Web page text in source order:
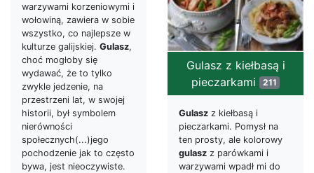
warzywami korzeniowymi i
wołowiną, zawiera w sobie
wszystko, co najlepsze w
kulturze galijskiej. Gulasz,
choć mogłoby się
wydawać, że to tylko
zwykle jedzenie, na
przestrzeni lat, w swojej
historii, był symbolem
nierówności
społecznych(...)jego
pochodzenie jak to często
bywa, jest nieoczywiste.
Gulasz z kiełbasą i
pieczarkami
211
Gulasz z kiełbasą i
pieczarkami. Pomysł na
ten prosty, ale kolorowy
gulasz z parówkami i
warzywami wpadł mi do